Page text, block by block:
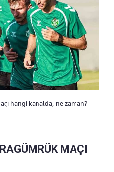
hangi kanalda, ne zaman?
MAÇI